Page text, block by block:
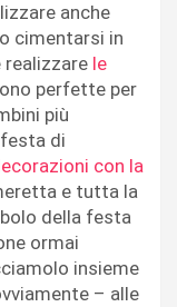
anche
cimentarsi in
le
perfette per
più
di
con la
e tutta la
della festa
ormai
insieme
– alle